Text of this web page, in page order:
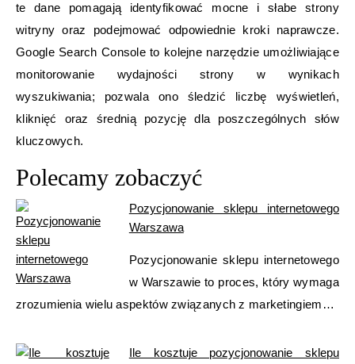
te dane pomagają identyfikować mocne i słabe strony
witryny oraz podejmować odpowiednie kroki naprawcze.
Google Search Console to kolejne narzędzie umożliwiające
monitorowanie wydajności strony w wynikach
wyszukiwania; pozwala ono śledzić liczbę wyświetleń,
kliknięć oraz średnią pozycję dla poszczególnych słów
kluczowych.
Polecamy zobaczyć
Pozycjonowanie sklepu internetowego
Warszawa
Pozycjonowanie sklepu internetowego
w Warszawie to proces, który wymaga
zrozumienia wielu aspektów związanych z marketingiem…
Ile kosztuje pozycjonowanie sklepu